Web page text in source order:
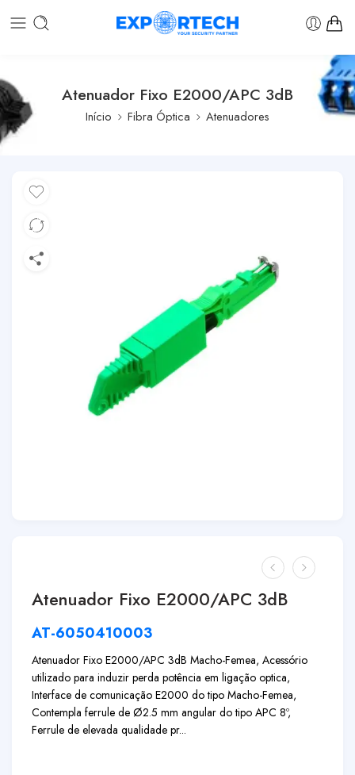
Atenuador Fixo E2000/APC 3dB
Início Fibra Óptica Atenuadores
Atenuador Fixo E2000/APC 3dB
AT-6050410003
Atenuador Fixo E2000/APC 3dB Macho-Femea, Acessório
utilizado para induzir perda potência em ligação optica,
Interface de comunicação E2000 do tipo Macho-Femea,
Contempla ferrule de Ø2.5 mm angular do tipo APC 8º,
Ferrule de elevada qualidade pr...